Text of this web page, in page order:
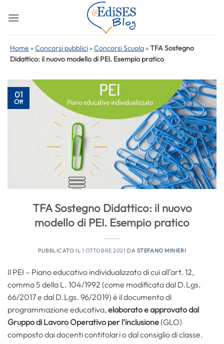
Home »Concorsi pubblici »Concorsi Scuola »TFA Sostegno
Didattico: il nuovo modello di PEI. Esempio pratico
01
Ott
TFA Sostegno Didattico: il nuovo
modello di PEI. Esempio pratico
PUBBLICATO IL 1 OTTOBRE 2021 DA STEFANO MINIERI
Il PEI – Piano educativo individualizzato di cui all’art. 12,
comma 5 della L. 104/1992 (come modificata dal D.Lgs.
66/2017 e dal D.Lgs. 96/2019) è il documento di
programmazione educativa, elaborato e approvato dal
Gruppo di Lavoro Operativo per l’inclusione(GLO)
composto dai docenti contitolari o dal consiglio di classe.